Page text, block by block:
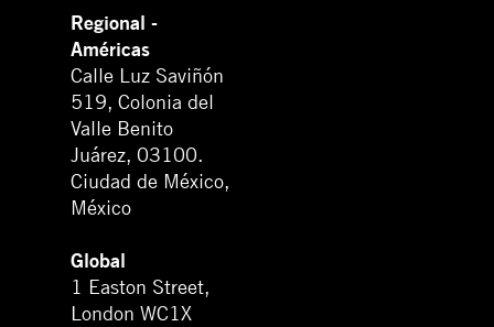
Regional -
Américas
Calle Luz Saviñón
519, Colonia del
Valle Benito
Juárez, 03100.
Ciudad de México,
México
Global
1 Easton Street,
London WC1X